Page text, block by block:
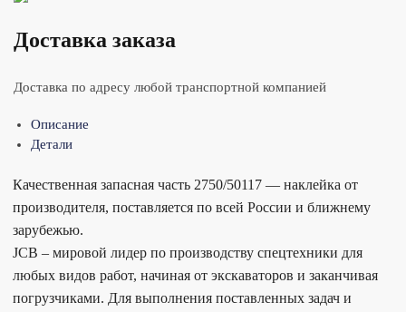
Доставка заказа
Доставка по адресу любой транспортной компанией
Описание
Детали
Качественная запасная часть 2750/50117 — наклейка от
производителя, поставляется по всей России и ближнему
зарубежью.
JCB – мировой лидер по производству спецтехники для
любых видов работ, начиная от экскаваторов и заканчивая
погрузчиками. Для выполнения поставленных задач и